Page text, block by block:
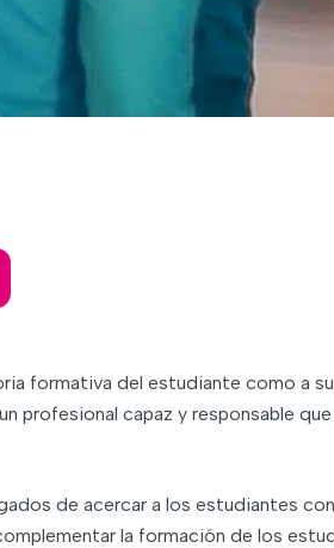
formativa del estudiante como a
profesional capaz y responsable que
de acercar a los estudiantes
la formación de los